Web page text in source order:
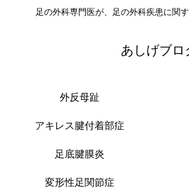
足の外科専門医が、足の外科疾患に関
あしげブロ
外反母趾
アキレス腱付着部症
足底腱膜炎
変形性足関節症